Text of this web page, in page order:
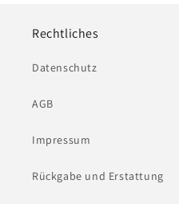
Rechtliches
Datenschutz
AGB
Impressum
Rückgabe und Erstattung